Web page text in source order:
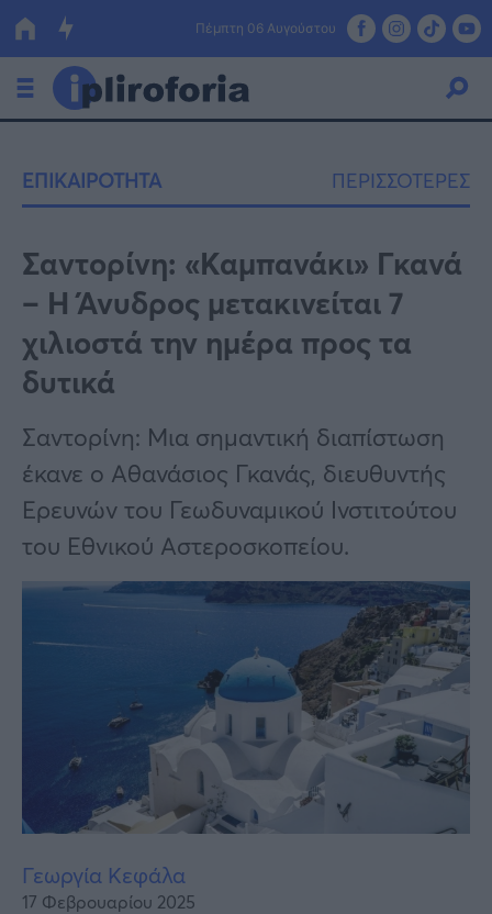
Πέμπτη 06 Αυγούστου
Οικονομία
Πολιτική
Τράπεζες
Επιδοτήσεις
Κόσμος
Lifestyle
Αθλητικά
Υγεία
Γυναίκα
Καιρός
ΕΠΙΚΑΙΡΟΤΗΤΑ ΠΕΡΙΣΣΟΤΕΡΕΣ
Σαντορίνη: «Καμπανάκι» Γκανά
– Η Άνυδρος μετακινείται 7
χιλιοστά την ημέρα προς τα
δυτικά
Σαντορίνη: Μια σημαντική διαπίστωση
έκανε ο Αθανάσιος Γκανάς, διευθυντής
Ερευνών του Γεωδυναμικού Ινστιτούτου
του Εθνικού Αστεροσκοπείου.
Γεωργία Κεφάλα
17 Φεβρουαρίου 2025